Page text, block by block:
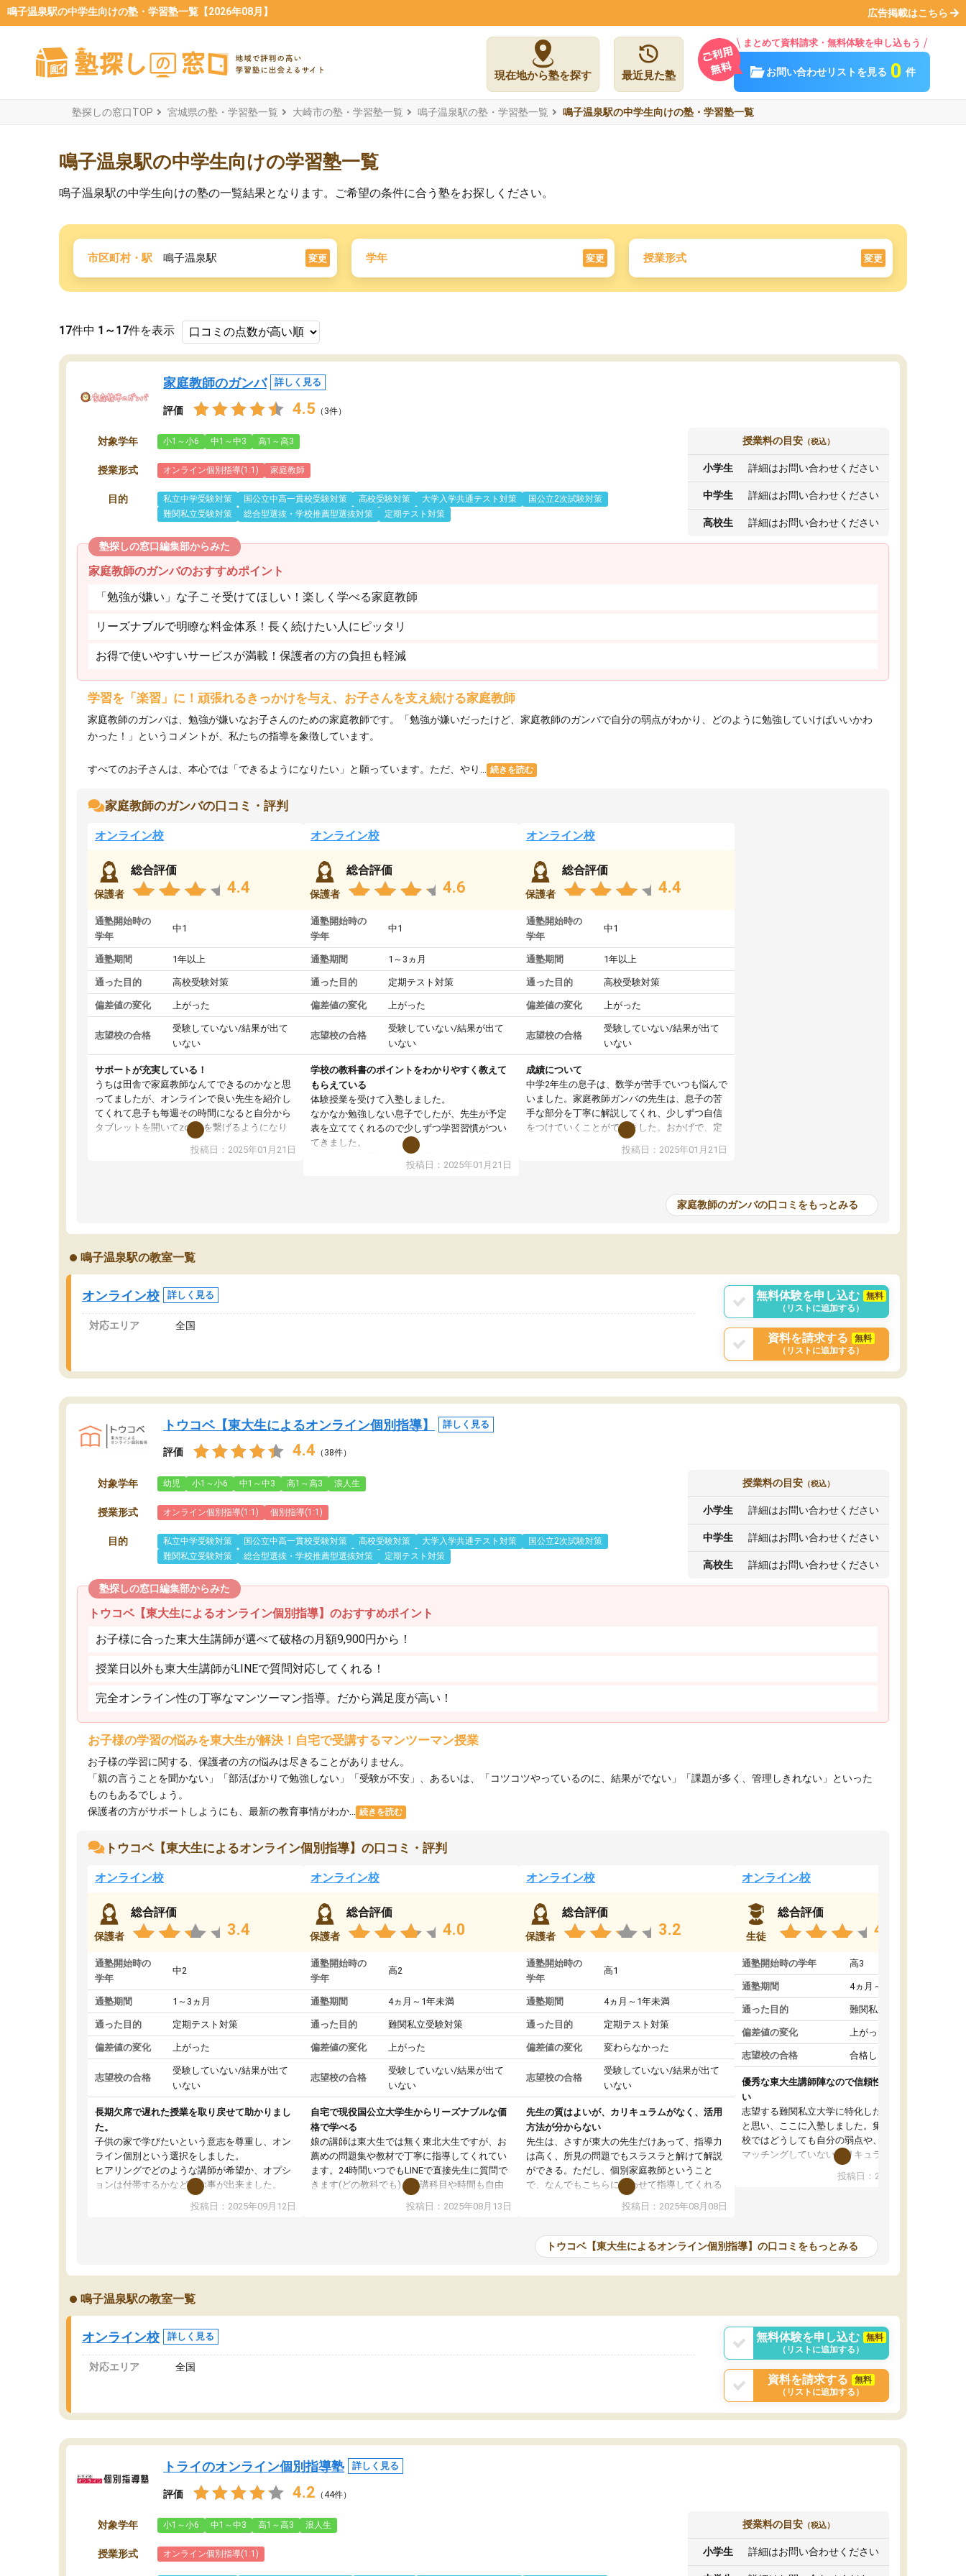
鳴子温泉駅の中学生向けの塾・学習塾一覧【2026年08月】 広告掲載はこちら
現在地から塾を探す 最近見た塾
まとめて資料請求・無料体験を申し込もう
お問い合わせリストを見る 0 件
塾探しの窓口TOP 宮城県の塾・学習塾一覧 大崎市の塾・学習塾一覧 鳴子温泉駅の塾・学習塾一覧 鳴子温泉駅の中学生向けの塾・学習塾一覧
鳴子温泉駅の中学生向けの学習塾一覧
鳴子温泉駅の中学生向けの塾の一覧結果となります。ご希望の条件に合う塾をお探しください。
市区町村・駅 鳴子温泉駅 変更 学年 変更 授業形式 変更
17件中 1～17件を表示
家庭教師のガンバ 詳しく見る
評価 4.5 （3件）
対象学年 小1～小6 中1～中3 高1～高3
授業形式 オンライン個別指導(1:1) 家庭教師
目的 私立中学受験対策 国公立中高一貫校受験対策 高校受験対策 大学入学共通テスト対策
国公立2次試験対策
難関私立受験対策
総合型選抜・学校推薦型選抜対策 定期テスト対策
授業料の目安 （税込）
小学生 詳細はお問い合わせください
中学生 詳細はお問い合わせください
高校生 詳細はお問い合わせください
塾探しの窓口編集部からみた
家庭教師のガンバのおすすめポイント
「勉強が嫌い」な子こそ受けてほしい！楽しく学べる家庭教師
リーズナブルで明瞭な料金体系！長く続けたい人にピッタリ
お得で使いやすいサービスが満載！保護者の方の負担も軽減
学習を「楽習」に！頑張れるきっかけを与え、お子さんを支え続ける家庭教師
家庭教師のガンバは、勉強が嫌いなお子さんのための家庭教師です。「勉強が嫌いだったけど、家庭教師のガンバで自分の弱点がわかり、どのように勉強していけばいいかわ
かった！」というコメントが、私たちの指導を象徴しています。
すべてのお子さんは、本心では「できるようになりたい」と願っています。ただ、やり... 続きを読む
家庭教師のガンバの口コミ・評判
オンライン校
保護者
総合評価
4.4
通塾開始時の
学年
中1
通塾期間 1年以上
通った目的 高校受験対策
偏差値の変化 上がった
志望校の合格
受験していない/結果が出て
いない
サポートが充実している！
うちは田舎で家庭教師なんてできるのかなと思
ってましたが、オンラインで良い先生を紹介し
てくれて息子も毎週その時間になると自分から
タブレットを開いてzoomを繋げるようになり
ました！5科目なんでもOKなのもとても気に入
投稿日：2025年01月21日
オンライン校
保護者
総合評価
4.6
通塾開始時の
学年
中1
通塾期間 1～3ヵ月
通った目的 定期テスト対策
偏差値の変化 上がった
志望校の合格
受験していない/結果が出て
いない
学校の教科書のポイントをわかりやすく教えて
もらえている
体験授業を受けて入塾しました。
なかなか勉強しない息子でしたが、先生が予定
表を立ててくれるので少しずつ学習習慣がつい
てきました。
オンラインで週に一度の受講ですが、指導が無
い日も予定表に基づいて勉強したり、LINEでわ
投稿日：2025年01月21日
オンライン校
保護者
総合評価
4.4
通塾開始時の
学年
中1
通塾期間 1年以上
通った目的 高校受験対策
偏差値の変化 上がった
志望校の合格
受験していない/結果が出て
いない
成績について
中学2年生の息子は、数学が苦手でいつも悩んで
いました。家庭教師ガンバの先生は、息子の苦
手な部分を丁寧に解説してくれ、少しずつ自信
をつけていくことができました。おかげで、定
期テストの成績が10点以上アップし、本人もと
投稿日：2025年01月21日
家庭教師のガンバの口コミをもっとみる
鳴子温泉駅の教室一覧
オンライン校 詳しく見る
対応エリア 全国
無料体験を申し込む
無料
（リストに追加する）
資料を請求する
無料
（リストに追加する）
トウコベ【東大生によるオンライン個別指導】 詳しく見る
評価 4.4 （38件）
対象学年 幼児 小1～小6 中1～中3 高1～高3 浪人生
授業形式 オンライン個別指導(1:1) 個別指導(1:1)
目的 私立中学受験対策 国公立中高一貫校受験対策 高校受験対策 大学入学共通テスト対策
国公立2次試験対策
難関私立受験対策
総合型選抜・学校推薦型選抜対策 定期テスト対策
授業料の目安 （税込）
小学生 詳細はお問い合わせください
中学生 詳細はお問い合わせください
高校生 詳細はお問い合わせください
塾探しの窓口編集部からみた
トウコベ【東大生によるオンライン個別指導】のおすすめポイント
お子様に合った東大生講師が選べて破格の月額9,900円から！
授業日以外も東大生講師がLINEで質問対応してくれる！
完全オンライン性の丁寧なマンツーマン指導。だから満足度が高い！
お子様の学習の悩みを東大生が解決！自宅で受講するマンツーマン授業
お子様の学習に関する、保護者の方の悩みは尽きることがありません。
「親の言うことを聞かない」「部活ばかりで勉強しない」「受験が不安」、あるいは、「コツコツやっているのに、結果がでない」「課題が多く、管理しきれない」といった
ものもあるでしょう。
保護者の方がサポートしようにも、最新の教育事情がわか...
続きを読む
トウコベ【東大生によるオンライン個別指導】の口コミ・評判
オンライン校
保護者
総合評価
3.4
通塾開始時の
学年
中2
通塾期間 1～3ヵ月
通った目的 定期テスト対策
偏差値の変化 上がった
志望校の合格
受験していない/結果が出て
いない
長期欠席で遅れた授業を取り戻せて助かりまし
た。
子供の家で学びたいという意志を尊重し、オン
ライン個別という選択をしました。
ヒアリングでどのような講師が希望か、オプシ
ョンは付帯するかなど選ぶ事が出来ました。
講師とのマッチング後講師との初回ミーティン
グを行い、その講師で良いか他の講師を希望す
オンラインツールを使用した単語帳の共有があ
り宿題もそちらで出される形でした。
2ヶ月で担当講師の方がお辞めになると言う事で
講師変更の申し出があり、あまりに短期での変
更だった為、塾に通う事にして退会しました。
遅れも取り戻せ、授業内容や講師の方は良かっ
投稿日：2025年09月12日
オンライン校
保護者
総合評価
4.0
通塾開始時の
学年
高2
通塾期間 4ヵ月～1年未満
通った目的 難関私立受験対策
偏差値の変化 上がった
志望校の合格
受験していない/結果が出て
いない
自宅で現役国公立大学生からリーズナブルな価
格で学べる
娘の講師は東大生では無く東北大生ですが、お
薦めの問題集や教材で丁寧に指導してくれてい
ます。24時間いつでもLINEで直接先生に質問で
きます(どの教科でも)。受講科目や時間も自由
に決めれるので、個人に合った勉強ができると
思います。カリキュラム相談みたいなのがあり
ます。講師も合わなければチェンジできます
投稿日：2025年08月13日
オンライン校
保護者
総合評価
3.2
通塾開始時の
学年
高1
通塾期間 4ヵ月～1年未満
通った目的 定期テスト対策
偏差値の変化 変わらなかった
志望校の合格
受験していない/結果が出て
いない
先生の質はよいが、カリキュラムがなく、活用
方法が分からない
先生は、さすが東大の先生だけあって、指導力
は高く、所見の問題でもスラスラと解けて解説
ができる。ただし、個別家庭教師ということ
で、なんでもこちらに合わせて指導してくれる
のだが、具体的なカリキュラムがない。当方
は、授業の先取り学習をするため、学校の教科
いただいたが、1時間の時間を使って進められる
範囲は限られており、それであれば自学自習で
なく、上手い活用の仕方が分からず辞めること
投稿日：2025年08月08日
オンライン校
生徒
総合評価
4.4
通塾開始時の学年 高3
通塾期間 4ヵ月～1年未満
通った目的 難関私立受験対策
偏差値の変化 上がった
志望校の合格 合格した
優秀な東大生講師陣なので信頼性や安心感が高
い
志望する難関私立大学に特化した準備をしたい
と思い、ここに入塾しました。集団指導の予備
校ではどうしても自分の弱点や、志望校対策に
マッチングしていないカリキュラムに不安を感
また受験のノウハウを蓄積している優秀な東大
ツーマン指導によって、自分の志望校にふさわ
しいオリジナルのカリキュラムを提案してくれ
と感じました。
投稿日：2024年02月19日
トウコベ【東大生によるオンライン個別指導】の口コミをもっとみる
鳴子温泉駅の教室一覧
オンライン校 詳しく見る
対応エリア 全国
無料体験を申し込む
無料
（リストに追加する）
資料を請求する
無料
（リストに追加する）
トライのオンライン個別指導塾 詳しく見る
評価 4.2 （44件）
対象学年 小1～小6 中1～中3 高1～高3 浪人生
授業形式 オンライン個別指導(1:1)
授業料の目安 （税込）
小学生 詳細はお問い合わせください